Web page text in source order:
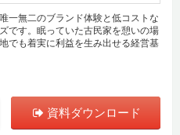
一無二のブランド体験と低コストな
です。眠っていた古民家を憩いの場
でも着実に利益を生み出せる経営基
資料ダウンロード